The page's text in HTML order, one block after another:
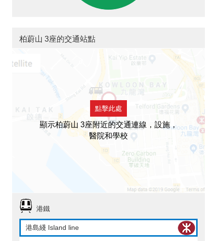
柏蔚山 3座的交通站點
點擊此處
顯示柏蔚山 3座附近的交通連線，設施，
醫院和學校
港鐵
港島綫 Island line